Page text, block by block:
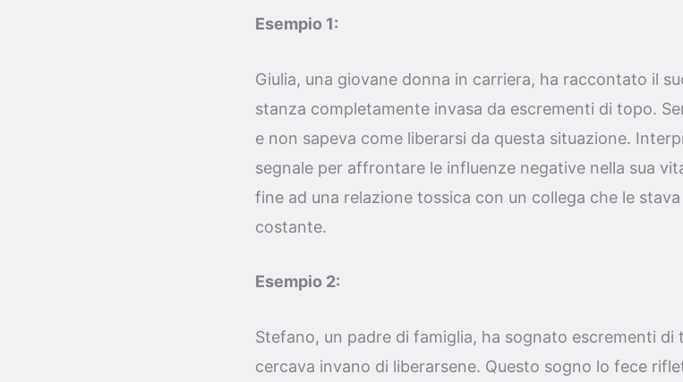
Esempio 1:
Giulia, una giovane donna in carriera, ha raccontato il
stanza completamente invasa da escrementi di topo.
e non sapeva come liberarsi da questa situazione.
segnale per affrontare le influenze negative nella sua
fine ad una relazione tossica con un collega che le
costante.
Esempio 2:
Stefano, un padre di famiglia, ha sognato escrementi
cercava invano di liberarsene. Questo sogno lo fece